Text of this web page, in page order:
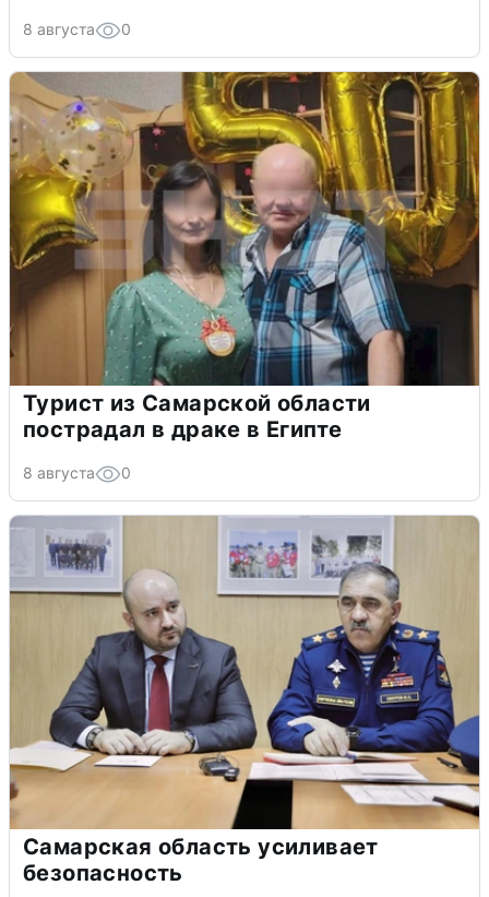
8 августа 0
Турист из Самарской области
пострадал в драке в Египте
8 августа 0
Самарская область усиливает
безопасность